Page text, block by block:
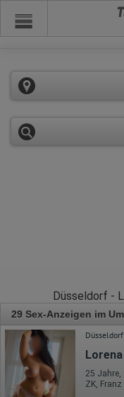
Düsseldorf -
29 Sex-Anzeigen im
Düsseldorf
Lorena